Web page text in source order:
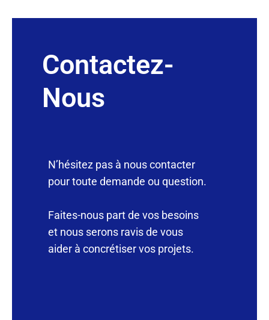
Contactez-
Nous
N’hésitez pas à nous contacter
pour toute demande ou question.
Faites-nous part de vos besoins
et nous serons ravis de vous
aider à concrétiser vos projets.